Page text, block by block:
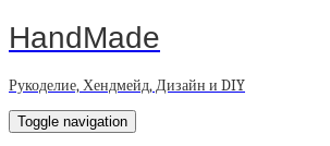
HandMade
Рукоделие, Хендмейд, Дизайн и DIY
Toggle navigation